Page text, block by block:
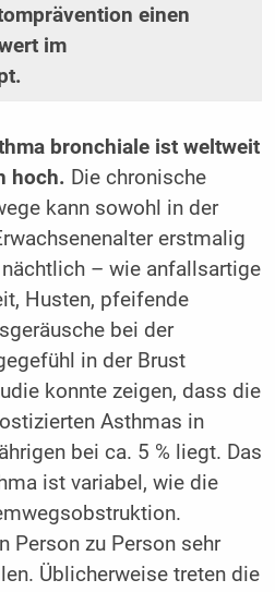
einen
im
bronchiale ist weltweit
hoch. Die chronische
kann sowohl in der
erstmalig
– wie anfallsartige
Husten, pfeifende
bei der
in der Brust
konnte zeigen, dass die
Asthmas in
bei ca. 5 % liegt. Das
ist variabel, wie die
Person zu Person sehr
Üblicherweise treten die